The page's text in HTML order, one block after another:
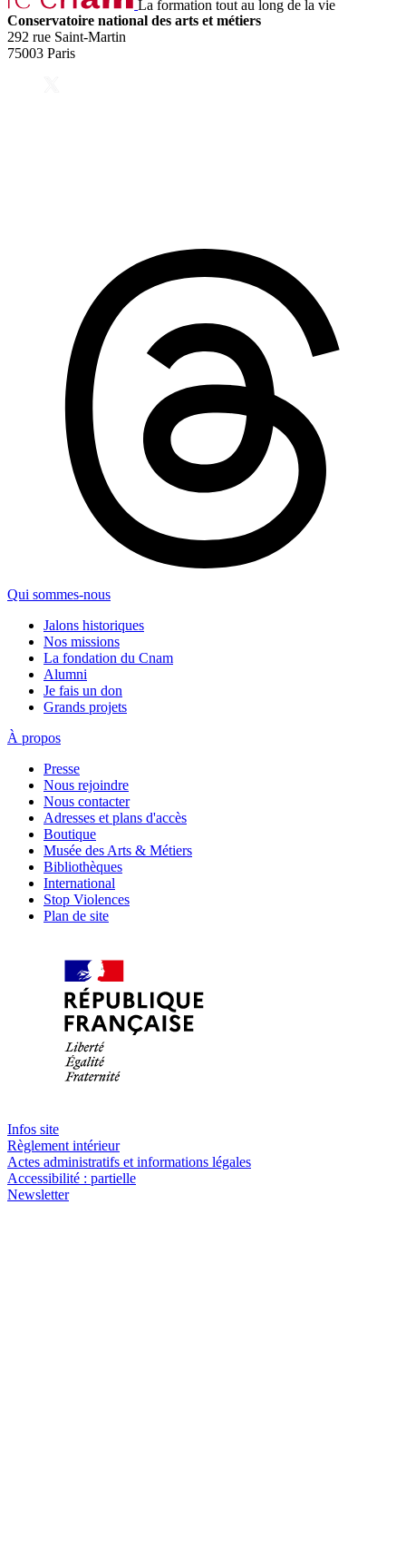
La formation tout au long de la vie
Conservatoire national des arts et métiers
292 rue Saint-Martin
75003 Paris
Qui sommes-nous
Jalons historiques
Nos missions
La fondation du Cnam
Alumni
Je fais un don
Grands projets
À propos
Presse
Nous rejoindre
Nous contacter
Adresses et plans d'accès
Boutique
Musée des Arts & Métiers
Bibliothèques
International
Stop Violences
Plan de site
Infos site
Règlement intérieur
Actes administratifs et informations légales
Accessibilité : partielle
Newsletter